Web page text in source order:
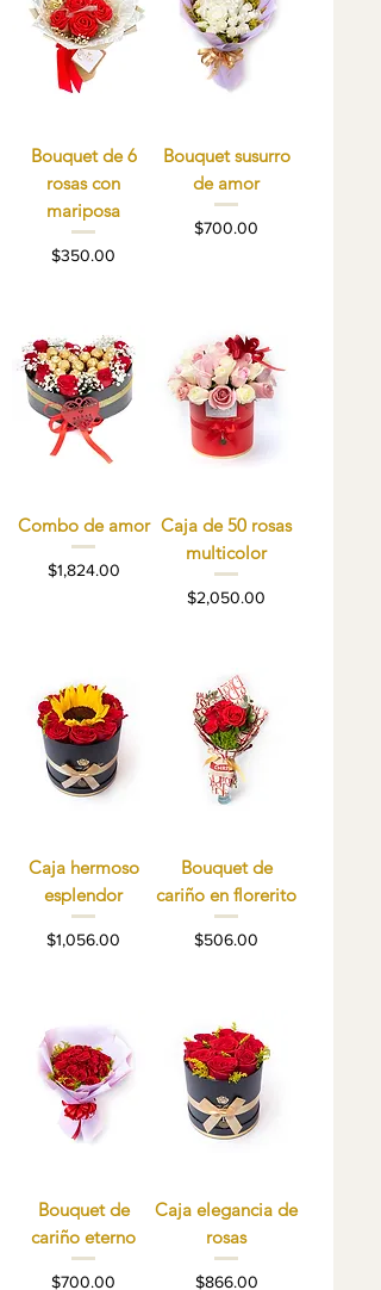
Bouquet de 6
rosas con
mariposa
Precio
$350.00
Bouquet susurro
de amor
Precio
$700.00
Combo de amor
Precio
$1,824.00
Caja de 50 rosas
multicolor
Precio
$2,050.00
Caja hermoso
esplendor
Precio
$1,056.00
Bouquet de
cariño en florerito
Precio
$506.00
Bouquet de
cariño eterno
Precio
$700.00
Caja elegancia de
rosas
Precio
$866.00